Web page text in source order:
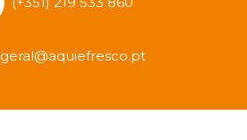
geral@aquiefresco.pt